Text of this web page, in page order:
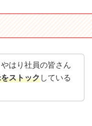
はり社員の皆さん
ストックしている